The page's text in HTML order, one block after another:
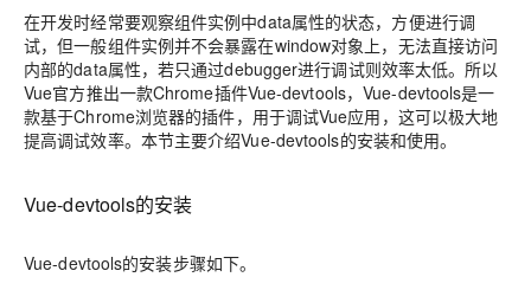
在开发时经常要观察组件实例中data属性的状态，方便进行调
试，但一般组件实例并不会暴露在window对象上，无法直接访问
内部的data属性，若只通过debugger进行调试则效率太低。所以
Vue官方推出一款Chrome插件Vue-devtools，Vue-devtools是一
款基于Chrome浏览器的插件，用于调试Vue应用，这可以极大地
提高调试效率。本节主要介绍Vue-devtools的安装和使用。
Vue-devtools的安装
Vue-devtools的安装步骤如下。